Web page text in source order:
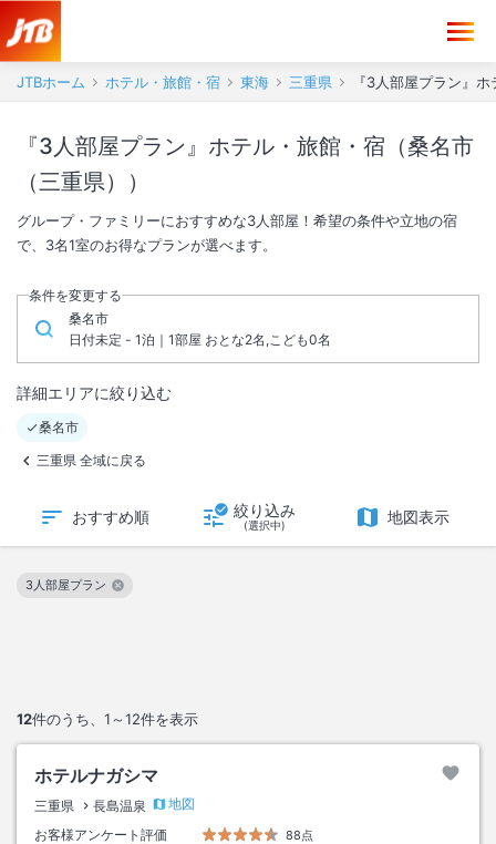
JTBホーム ホテル・旅館・宿 東海 三重県 『3人部屋プラン』
『3人部屋プラン』ホテル・旅館・宿（桑名市
（三重県））
グループ・ファミリーにおすすめな3人部屋！希望の条件や立地の宿
で、3名1室のお得なプランが選べます。
条件を変更する
桑名市
日付未定 - 1泊｜1部屋 おとな2名,こども0名
詳細エリアに絞り込む
桑名市
三重県 全域に戻る
おすすめ順 絞り込み
(選択中) 地図表示
12件のうち、 1～12件を表示
3人部屋プラン
この絞り込み条件を解除
ホテルナガシマ
三重県 長島温泉
地図
お客様アンケート評価
88点